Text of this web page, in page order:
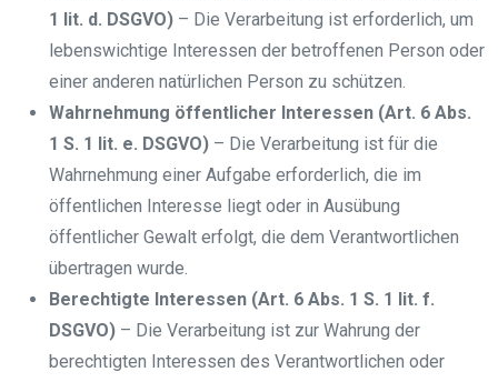
1 lit. d. DSGVO) – Die Verarbeitung ist erforderlich, um
lebenswichtige Interessen der betroffenen Person oder
einer anderen natürlichen Person zu schützen.
Wahrnehmung öffentlicher Interessen (Art. 6 Abs.
1 S. 1 lit. e. DSGVO) – Die Verarbeitung ist für die
Wahrnehmung einer Aufgabe erforderlich, die im
öffentlichen Interesse liegt oder in Ausübung
öffentlicher Gewalt erfolgt, die dem Verantwortlichen
übertragen wurde.
Berechtigte Interessen (Art. 6 Abs. 1 S. 1 lit. f.
DSGVO) – Die Verarbeitung ist zur Wahrung der
berechtigten Interessen des Verantwortlichen oder